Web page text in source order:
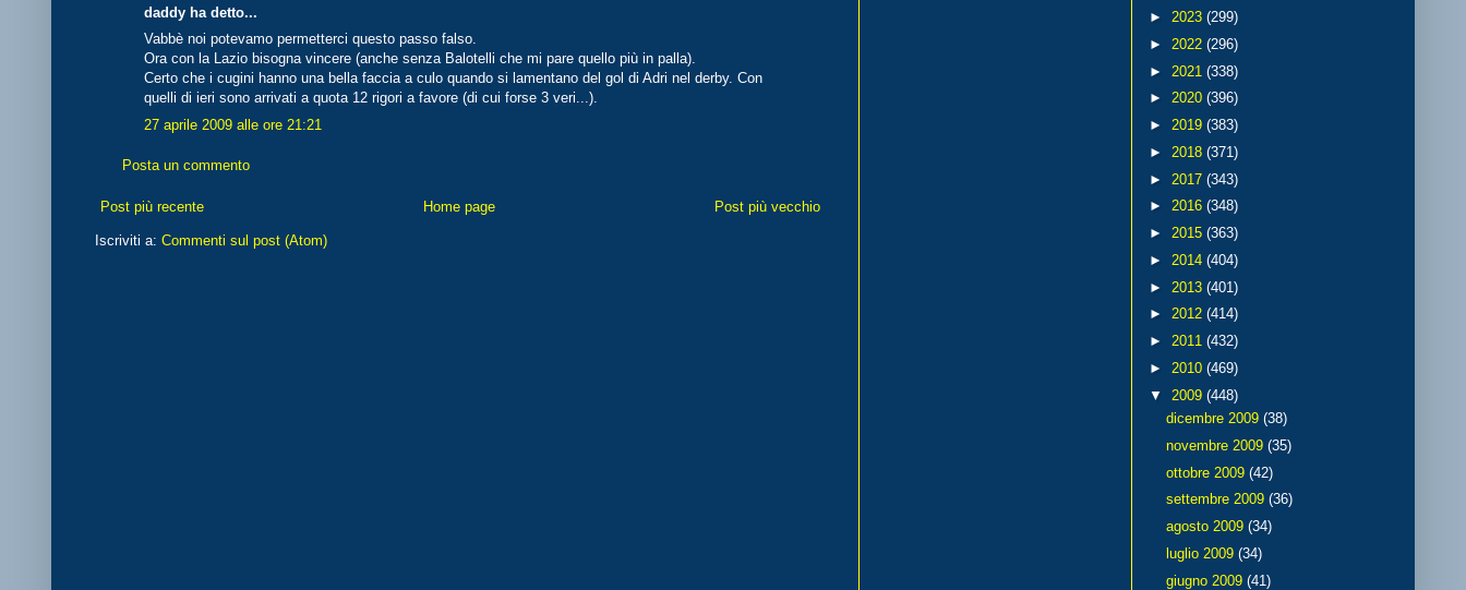
daddy ha detto...
Vabbè noi potevamo permetterci questo passo falso.
Ora con la Lazio bisogna vincere (anche senza Balotelli che mi pare quello più in palla).
Certo che i cugini hanno una bella faccia a culo quando si lamentano del gol di Adri nel derby. Con
quelli di ieri sono arrivati a quota 12 rigori a favore (di cui forse 3 veri...).
27 aprile 2009 alle ore 21:21
Posta un commento
Post più recente Post più vecchio
Home page
Iscriviti a: Commenti sul post (Atom)
► 2023 (299)
► 2022 (296)
► 2021 (338)
► 2020 (396)
► 2019 (383)
► 2018 (371)
► 2017 (343)
► 2016 (348)
► 2015 (363)
► 2014 (404)
► 2013 (401)
► 2012 (414)
► 2011 (432)
► 2010 (469)
▼ 2009 (448)
dicembre 2009 (38)
novembre 2009 (35)
ottobre 2009 (42)
settembre 2009 (36)
agosto 2009 (34)
luglio 2009 (34)
giugno 2009 (41)